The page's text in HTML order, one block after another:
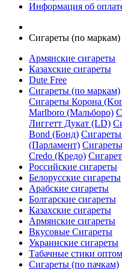
Информация об
Сигареты (по маркам)
Армянские сигареты
Казахские сигареты
Dute Free
Сигареты (по маркам)
Сигареты Корона
Marlboro (Мальборо)
Лиггетт Дукат (LD)
Bond (Бонд)
(Парламент)
Credo (Кредо)
Российские сигареты
Белорусские сигареты
Арабские сигареты
Болгарские сигареты
Казахские сигареты
Армянские сигареты
Вкусовые Сигареты
Украинские сигареты
Табачные стики оптом
Сигареты (по пачкам)